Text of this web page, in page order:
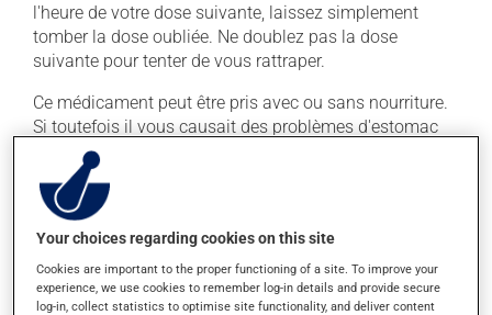
l'heure de votre dose suivante, laissez simplement
tomber la dose oubliée. Ne doublez pas la dose
suivante pour tenter de vous rattraper.
Ce médicament peut être pris avec ou sans nourriture.
Si toutefois il vous causait des problèmes d'estomac
(nausées ou irritation), la prise avec de la nourriture
pourrait vous aider à les soulager.
Effets indésirables
En plus de ses effets recherchés, ce produit peut à
l'occasion entraîner certains effets indésirables (effets
Your choices regarding cookies on this site
Cookies are important to the proper functioning of a site. To improve your
experience, we use cookies to remember log-in details and provide secure
log-in, collect statistics to optimise site functionality, and deliver content